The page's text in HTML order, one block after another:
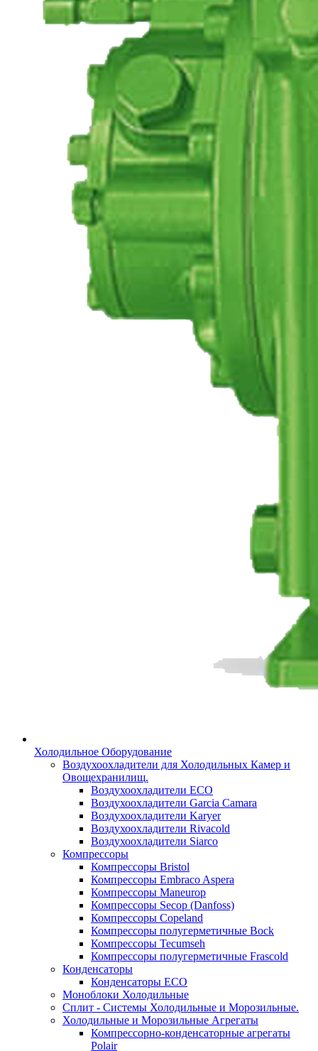
Холодильное Оборудование
Воздухоохладители для Холодильных Камер и
Овощехранилищ.
Воздухоохладители ECO
Воздухоохладители Garcia Camara
Воздухоохладители Karyer
Воздухоохладители Rivacold
Воздухоохладители Siarco
Компрессоры
Компрессоры Bristol
Компрессоры Embraco Aspera
Компрессоры Maneurop
Компрессоры Secop (Danfoss)
Компрессоры Copeland
Компрессоры полугерметичные Bock
Компрессоры Tecumseh
Компрессоры полугерметичные Frascold
Конденсаторы
Конденсаторы ECO
Моноблоки Холодильные
Сплит - Системы Холодильные и Морозильные.
Холодильные и Морозильные Агрегаты
Компрессорно-конденсаторные агрегаты
Polair